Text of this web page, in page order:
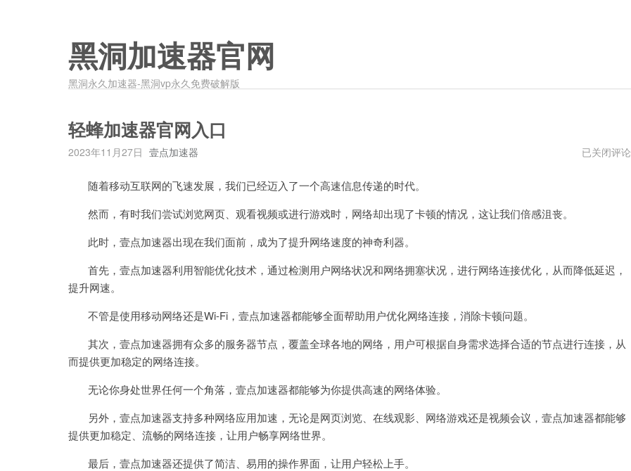
黑洞加速器官网
黑洞永久加速器-黑洞vp永久免费破解版
轻蜂加速器官网入口
2023年11月27日 壹点加速器
轻
已关闭评论
随着移动互联网的飞速发展，我们已经迈入了一个高速信息传递的时代。
然而，有时我们尝试浏览网页、观看视频或进行游戏时，网络却出现了卡顿的情况，这让我们倍感沮丧。
此时，壹点加速器出现在我们面前，成为了提升网络速度的神奇利器。
首先，壹点加速器利用智能优化技术，通过检测用户网络状况和网络拥塞状况，进行网络连接优化，从而降低延迟，
提升网速。
不管是使用移动网络还是Wi-Fi，壹点加速器都能够全面帮助用户优化网络连接，消除卡顿问题。
其次，壹点加速器拥有众多的服务器节点，覆盖全球各地的网络，用户可根据自身需求选择合适的节点进行连接，从
而提供更加稳定的网络连接。
无论你身处世界任何一个角落，壹点加速器都能够为你提供高速的网络体验。
另外，壹点加速器支持多种网络应用加速，无论是网页浏览、在线观影、网络游戏还是视频会议，壹点加速器都能够
提供更加稳定、流畅的网络连接，让用户畅享网络世界。
最后，壹点加速器还提供了简洁、易用的操作界面，让用户轻松上手。